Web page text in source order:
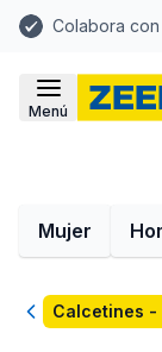
Colabora
Menú
Mujer
VolverCalcetines -